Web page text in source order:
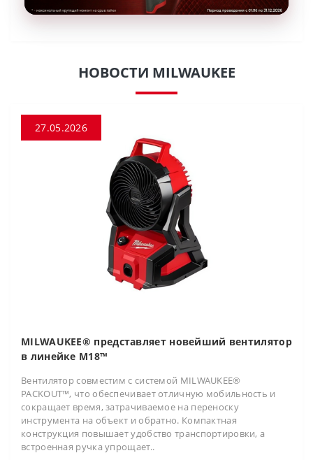
НОВОСТИ MILWAUKEE
27.05.2026
MILWAUKEE® представляет новейший вентилятор
в линейке M18™
Вентилятор совместим с системой MILWAUKEE®
PACKOUT™, что обеспечивает отличную мобильность и
сокращает время, затрачиваемое на переноску
инструмента на объект и обратно. Компактная
конструкция повышает удобство транспортировки, а
встроенная ручка упрощает..